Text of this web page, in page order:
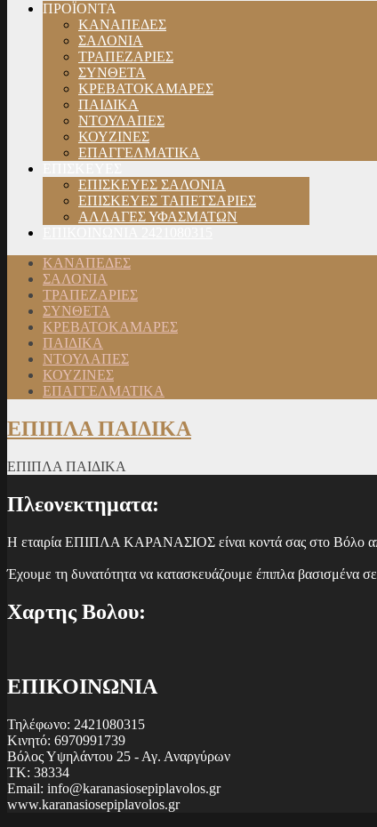
ΠΡΟΪΟΝΤΑ
ΚΑΝΑΠΕΔΕΣ
ΣΑΛΟΝΙΑ
ΤΡΑΠΕΖΑΡΙΕΣ
ΣΥΝΘΕΤΑ
ΚΡΕΒΑΤΟΚΑΜΑΡΕΣ
ΠΑΙΔΙΚΑ
ΝΤΟΥΛΑΠΕΣ
ΚΟΥΖΙΝΕΣ
ΕΠΑΓΓΕΛΜΑΤΙΚΑ
ΕΠΙΣΚΕΥΕΣ ΣΑΛΟΝΙΑ
ΕΠΙΣΚΕΥΕΣ ΤΑΠΕΤΣΑΡΙΕΣ
ΑΛΛΑΓΕΣ ΥΦΑΣΜΑΤΩΝ
ΚΑΝΑΠΕΔΕΣ
ΣΑΛΟΝΙΑ
ΤΡΑΠΕΖΑΡΙΕΣ
ΣΥΝΘΕΤΑ
ΚΡΕΒΑΤΟΚΑΜΑΡΕΣ
ΠΑΙΔΙΚΑ
ΝΤΟΥΛΑΠΕΣ
ΚΟΥΖΙΝΕΣ
ΕΠΑΓΓΕΛΜΑΤΙΚΑ
ΕΠΙΠΛΑ ΠΑΙΔΙΚΑ
ΕΠΙΠΛΑ ΠΑΙΔΙΚΑ
Πλεονεκτηματα:
Η εταιρία ΕΠΙΠΛΑ ΚΑΡΑΝΑΣΙΟΣ είναι κοντά σας στο Βόλο από
Έχουμε τη δυνατότητα να κατασκευάζουμε έπιπλα βασισμένα
Χαρτης Βολου:
ΕΠΙΚΟΙΝΩΝΙΑ
Τηλέφωνο: 2421080315
Κινητό: 6970991739
Βόλος Υψηλάντου 25 - Αγ. Αναργύρων
ΤΚ: 38334
Email: info@karanasiosepiplavolos.gr
www.karanasiosepiplavolos.gr